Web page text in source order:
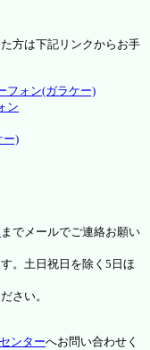
方は下記リンクからお手
フォン(ガラケー)
ン
ー)
までメールでご連絡お願い
。土日祝日を除く5日ほ
さい。
ンターへお問い合わせく